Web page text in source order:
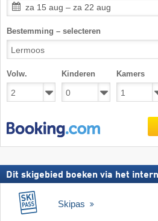
za 15 aug – za 22 aug
Bestemming – selecteren
Volw. Kinderen Kamers
Dit skigebied boeken via het
Skipas